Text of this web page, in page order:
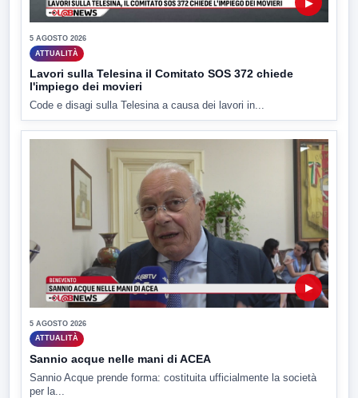
▶
5 AGOSTO 2026
ATTUALITÀ
Lavori sulla Telesina il Comitato SOS 372 chiede
l'impiego dei movieri
Code e disagi sulla Telesina a causa dei lavori in...
▶
5 AGOSTO 2026
ATTUALITÀ
Sannio acque nelle mani di ACEA
Sannio Acque prende forma: costituita ufficialmente la società
per la...